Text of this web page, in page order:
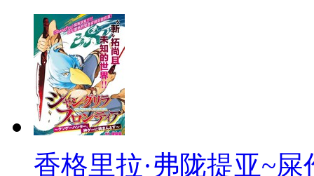
香格里拉·弗陇提亚~